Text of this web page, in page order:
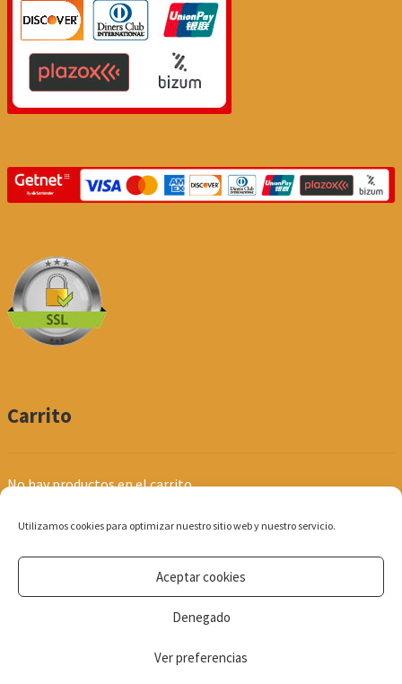
Utilizamos cookies para optimizar nuestro sitio web y nuestro servicio.
Aceptar cookies
Denegado
Ver preferencias
Carrito
No hay productos en el carrito.
© Produpel | Productos de Peluquería y Estética 2026